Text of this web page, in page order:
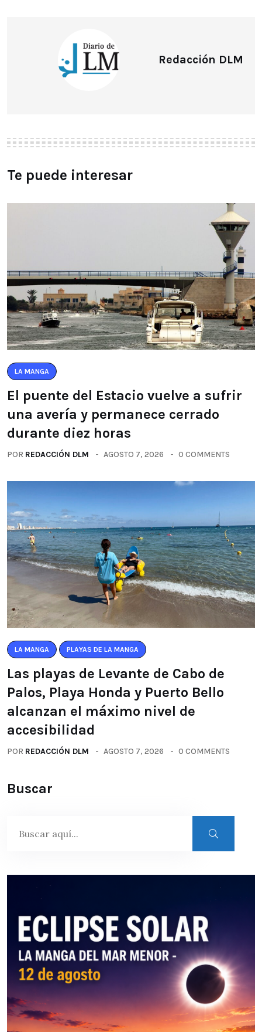
Redacción DLM
Te puede interesar
LA MANGA
El puente del Estacio vuelve a sufrir
una avería y permanece cerrado
durante diez horas
POR REDACCIÓN DLM AGOSTO 7, 2026 0 COMMENTS
LA MANGA PLAYAS DE LA MANGA
Las playas de Levante de Cabo de
Palos, Playa Honda y Puerto Bello
alcanzan el máximo nivel de
accesibilidad
POR REDACCIÓN DLM AGOSTO 7, 2026 0 COMMENTS
Buscar